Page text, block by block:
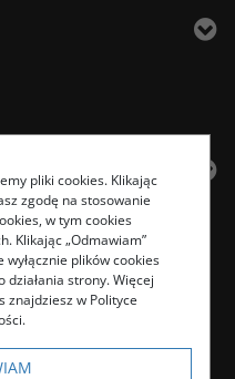
pliki cookies. Klikając
zgodę na stosowanie
w tym cookies
Klikając „Odmawiam”
plików cookies
działania strony. Więcej
znajdziesz w Polityce